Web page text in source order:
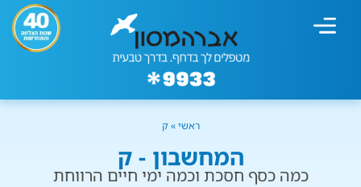
ראשי» ק
המחשבון - ק
כמה כסף חסכת וכמה ימי חיים הרווחת